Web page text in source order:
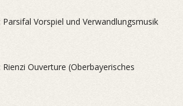
Parsifal Vorspiel und Verwandlungsmusik
Rienzi Ouverture (Oberbayerisches